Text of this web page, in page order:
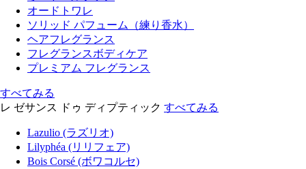
オードトワレ
ソリッド パフューム（練り香水）
ヘアフレグランス
フレグランスボディケア
プレミアム フレグランス
すべてみる
レ ゼサンス ドゥ ディプティック すべてみる
Lazulio (ラズリオ)
Lilyphéa (リリフェア)
Bois Corsé (ボワコルセ)